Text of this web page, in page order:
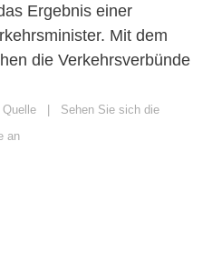
Ergebnis einer
Mit dem
die Verkehrsverbünde
| Sehen Sie sich die
an